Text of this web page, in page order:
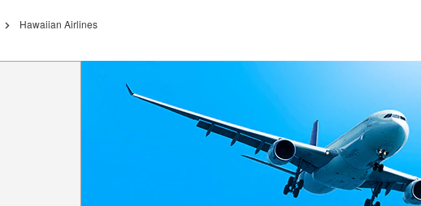
Hawaiian Airlines